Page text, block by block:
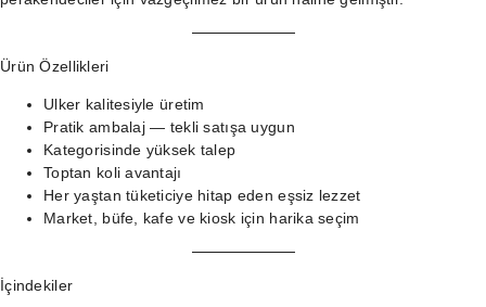
Ürün Özellikleri
Ulker kalitesiyle üretim
Pratik ambalaj — tekli satışa uygun
Kategorisinde yüksek talep
Toptan koli avantajı
Her yaştan tüketiciye hitap eden eşsiz lezzet
Market, büfe, kafe ve kiosk için harika seçim
İçindekiler